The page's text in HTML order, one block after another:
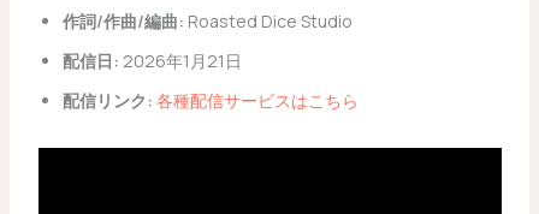
作詞/作曲/編曲: Roasted Dice Studio
配信日: 2026年1月21日
配信リンク: 各種配信サービスはこちら